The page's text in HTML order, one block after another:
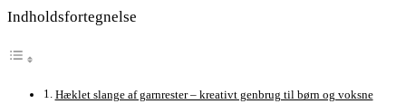
Indholdsfortegnelse
Hæklet slange af garnrester – kreativt genbrug til børn og voksne